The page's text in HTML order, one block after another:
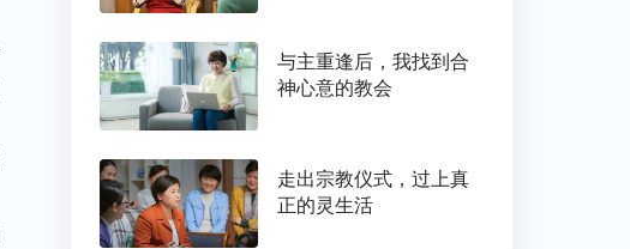
与主重逢后，我找到合
神心意的教会
走出宗教仪式，过上真
正的灵生活